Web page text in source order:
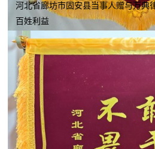
河北省廊坊市固安县当事人赠与万典
百姓利益